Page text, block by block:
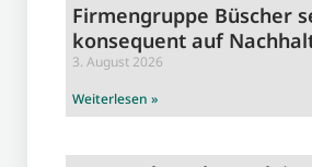
Firmengruppe Büscher
konsequent auf
3. August 2026
Weiterlesen »